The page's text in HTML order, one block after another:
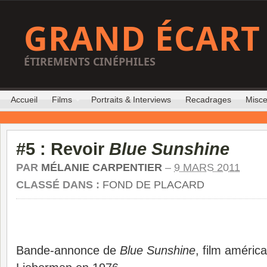
GRAND ÉCART
ÉTIREMENTS CINÉPHILES
Accueil Films Portraits & Interviews Recadrages
#5 : Revoir Blue Sunshine
PAR MÉLANIE CARPENTIER – 9 MARS 2011
CLASSÉ DANS : FOND DE PLACARD
Bande-annonce de Blue Sunshine, film